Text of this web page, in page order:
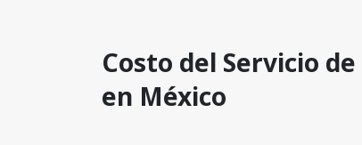
Costo del Servicio
en México